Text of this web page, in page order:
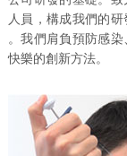
人員，構成我們的
。我們肩負預防感
快樂的創新方法。